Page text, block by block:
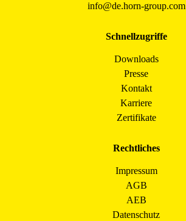
info@de.horn-group.com
Schnellzugriffe
Downloads
Presse
Kontakt
Karriere
Zertifikate
Rechtliches
Impressum
AGB
AEB
Datenschutz